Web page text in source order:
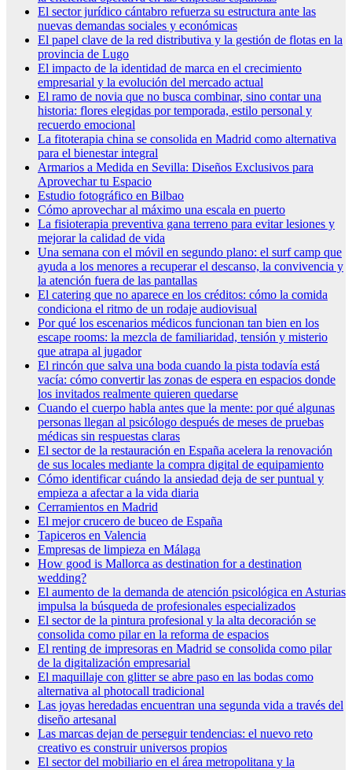
El sector jurídico cántabro refuerza su estructura ante las
nuevas demandas sociales y económicas
El papel clave de la red distributiva y la gestión de flotas en la
provincia de Lugo
El impacto de la identidad de marca en el crecimiento
empresarial y la evolución del mercado actual
El ramo de novia que no busca combinar, sino contar una
historia: flores elegidas por temporada, estilo personal y
recuerdo emocional
La fitoterapia china se consolida en Madrid como alternativa
para el bienestar integral
Armarios a Medida en Sevilla: Diseños Exclusivos para
Aprovechar tu Espacio
Estudio fotográfico en Bilbao
Cómo aprovechar al máximo una escala en puerto
La fisioterapia preventiva gana terreno para evitar lesiones y
mejorar la calidad de vida
Una semana con el móvil en segundo plano: el surf camp que
ayuda a los menores a recuperar el descanso, la convivencia y
la atención fuera de las pantallas
El catering que no aparece en los créditos: cómo la comida
condiciona el ritmo de un rodaje audiovisual
Por qué los escenarios médicos funcionan tan bien en los
escape rooms: la mezcla de familiaridad, tensión y misterio
que atrapa al jugador
El rincón que salva una boda cuando la pista todavía está
vacía: cómo convertir las zonas de espera en espacios donde
los invitados realmente quieren quedarse
Cuando el cuerpo habla antes que la mente: por qué algunas
personas llegan al psicólogo después de meses de pruebas
médicas sin respuestas claras
El sector de la restauración en España acelera la renovación
de sus locales mediante la compra digital de equipamiento
Cómo identificar cuándo la ansiedad deja de ser puntual y
empieza a afectar a la vida diaria
Cerramientos en Madrid
El mejor crucero de buceo de España
Tapiceros en Valencia
Empresas de limpieza en Málaga
How good is Mallorca as destination for a destination
wedding?
El aumento de la demanda de atención psicológica en Asturias
impulsa la búsqueda de profesionales especializados
El sector de la pintura profesional y la alta decoración se
consolida como pilar en la reforma de espacios
El renting de impresoras en Madrid se consolida como pilar
de la digitalización empresarial
El maquillaje con glitter se abre paso en las bodas como
alternativa al photocall tradicional
Las joyas heredadas encuentran una segunda vida a través del
diseño artesanal
Las marcas dejan de perseguir tendencias: el nuevo reto
creativo es construir universos propios
El sector del mobiliario en el área metropolitana y la